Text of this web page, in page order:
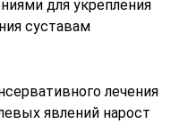
для укрепления
суставам
лечения
явлений нарост